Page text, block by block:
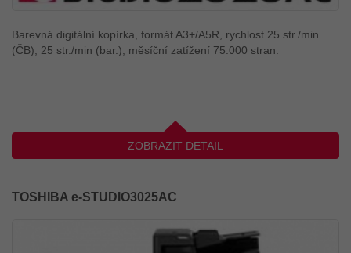
Barevná digitální kopírka, formát A3+/A5R, rychlost 25 str./min
(ČB), 25 str./min (bar.), měsíční zatížení 75.000 stran.
ZOBRAZIT DETAIL
TOSHIBA e-STUDIO3025AC